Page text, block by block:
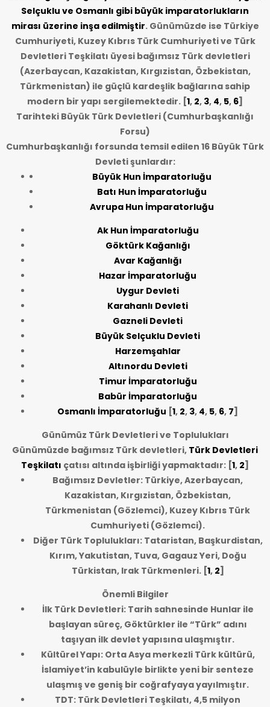
Selçuklu ve Osmanlı gibi büyük imparatorlukların
mirası üzerine inşa edilmiştir. Günümüzde ise Türkiye
Cumhuriyeti, Kuzey Kıbrıs Türk Cumhuriyeti ve Türk
Devletleri Teşkilatı üyesi bağımsız Türk devletleri
(Azerbaycan, Kazakistan, Kırgızistan, Özbekistan,
Türkmenistan) ile güçlü kardeşlik bağlarına sahip
modern bir yapı sergilemektedir. [1, 2, 3, 4, 5, 6]
Tarihteki Büyük Türk Devletleri (Cumhurbaşkanlığı
Forsu)
Cumhurbaşkanlığı forsunda temsil edilen 16 Büyük Türk
Devleti şunlardır:
Büyük Hun İmparatorluğu
Batı Hun İmparatorluğu
Avrupa Hun İmparatorluğu
Ak Hun İmparatorluğu
Göktürk Kağanlığı
Avar Kağanlığı
Hazar İmparatorluğu
Uygur Devleti
Karahanlı Devleti
Gazneli Devleti
Büyük Selçuklu Devleti
Harzemşahlar
Altınordu Devleti
Timur İmparatorluğu
Babür İmparatorluğu
Osmanlı İmparatorluğu [1, 2, 3, 4, 5, 6, 7]
Günümüz Türk Devletleri ve Toplulukları
Günümüzde bağımsız Türk devletleri, Türk Devletleri
Teşkilatı çatısı altında işbirliği yapmaktadır: [1, 2]
Bağımsız Devletler: Türkiye, Azerbaycan,
Kazakistan, Kırgızistan, Özbekistan,
Türkmenistan (Gözlemci), Kuzey Kıbrıs Türk
Cumhuriyeti (Gözlemci).
Diğer Türk Toplulukları: Tataristan, Başkurdistan,
Kırım, Yakutistan, Tuva, Gagauz Yeri, Doğu
Türkistan, Irak Türkmenleri.[1, 2]
Önemli Bilgiler
İlk Türk Devletleri: Tarih sahnesinde Hunlar ile
başlayan süreç, Göktürkler ile “Türk” adını
taşıyan ilk devlet yapısına ulaşmıştır.
Kültürel Yapı: Orta Asya merkezli Türk kültürü,
İslamiyet’in kabulüyle birlikte yeni bir senteze
ulaşmış ve geniş bir coğrafyaya yayılmıştır.
TDT: Türk Devletleri Teşkilatı, 4,5 milyon